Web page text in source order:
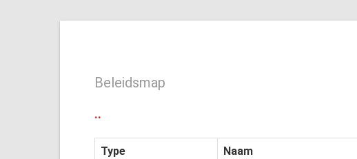
Beleidsmap
..
Type Naam